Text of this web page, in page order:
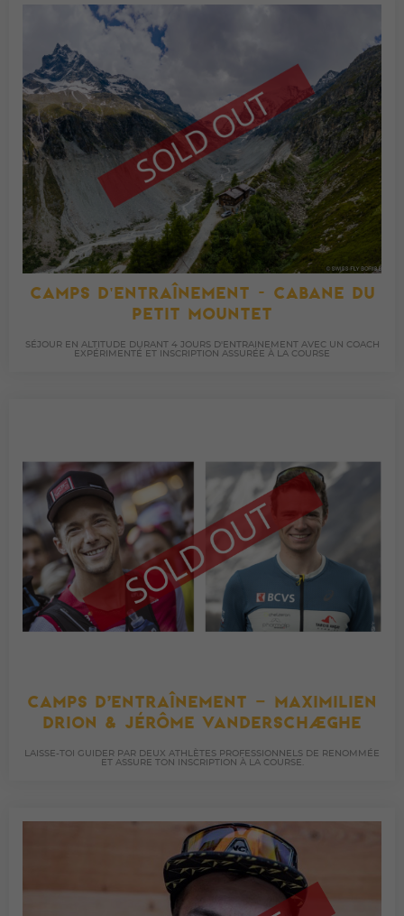
CAMPS D'ENTRAÎNEMENT - CABANE DU
PETIT MOUNTET
SÉJOUR EN ALTITUDE DURANT 4 JOURS D'ENTRAINEMENT AVEC UN COACH
EXPÉRIMENTÉ ET INSCRIPTION ASSURÉE À LA COURSE
CAMPS D’ENTRAÎNEMENT – MAXIMILIEN
DRION & JÉRÔME VANDERSCHAEGHE
LAISSE-TOI GUIDER PAR DEUX ATHLÈTES PROFESSIONNELS DE RENOMMÉE
ET ASSURE TON INSCRIPTION À LA COURSE.